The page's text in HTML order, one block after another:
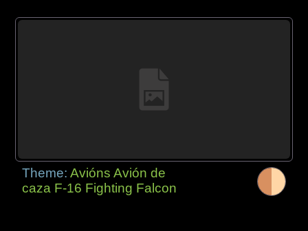
Theme:Avións Avión de
caza F-16 Fighting Falcon